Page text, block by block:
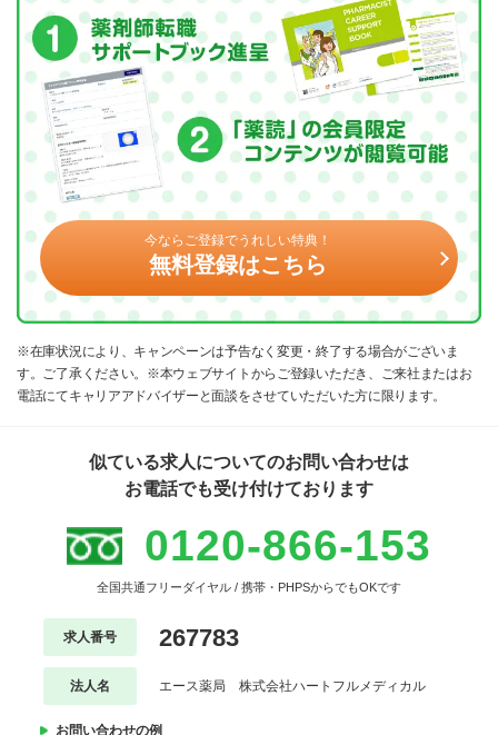
今ならご登録でうれしい特典！
無料登録はこちら
※在庫状況により、キャンペーンは予告なく変更・終了する場合がございま
す。ご了承ください。※本ウェブサイトからご登録いただき、ご来社またはお
電話にてキャリアアドバイザーと面談をさせていただいた方に限ります。
似ている求人についてのお問い合わせは
お電話でも受け付けております
0120-866-153
全国共通フリーダイヤル / 携帯・PHPSからでもOKです
求人番号 267783
法人名 エース薬局 株式会社ハートフルメディカル
お問い合わせの例